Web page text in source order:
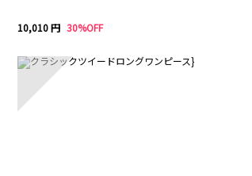
10,010 円 30%OFF